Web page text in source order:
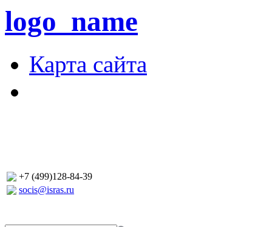
logo_name
Карта сайта
+7 (499)128-84-39
socis@isras.ru